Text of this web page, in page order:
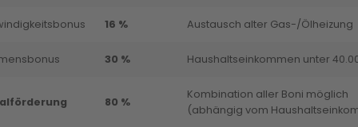
16 % Austausch alter Gas-/Ölheizung
30 % Haushaltseinkommen unter
80 %
Kombination aller Boni möglich
(abhängig vom